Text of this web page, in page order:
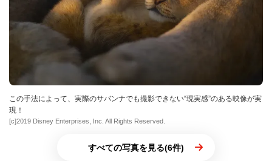
この手法によって、実際のサバンナでも撮影できない“現実感”のある映像が実
現！
[c]2019 Disney Enterprises, Inc. All Rights Reserved.
すべての写真を見る(6件)